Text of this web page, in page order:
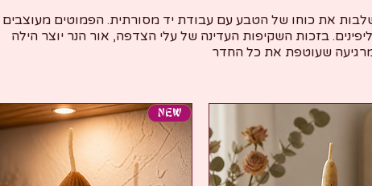
את כוחו של הטבע עם עבודת יד מסורתית. הפמוטים מעוצבים
בזכות השקיפות העדינה של עלי הצדפה, אור הנר יוצר הילה
NEW